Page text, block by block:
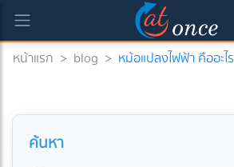
หน้าแรก > blog > หม้อแปลงไฟฟ้า คืออะไร
ค้นหา